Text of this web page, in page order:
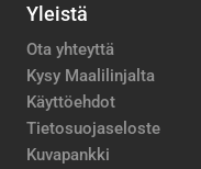
Yleistä
Ota yhteyttä
Kysy Maalilinjalta
Käyttöehdot
Tietosuojaseloste
Kuvapankki